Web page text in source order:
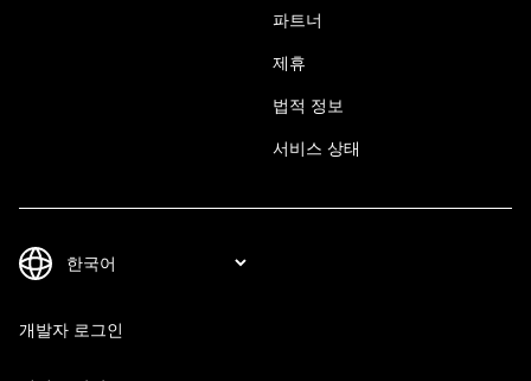
파트너
제휴
법적 정보
서비스 상태
개발자 로그인